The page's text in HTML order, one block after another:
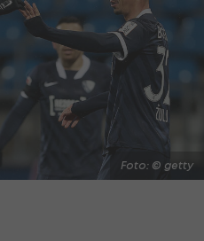
Foto: © getty